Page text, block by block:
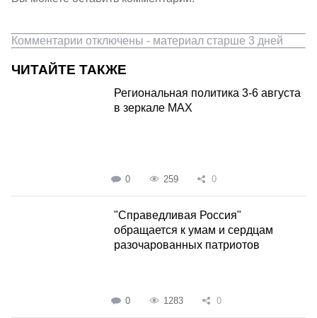
Комментарии отключены - материал старше 3 дней
ЧИТАЙТЕ ТАКЖЕ
Региональная политика 3-6 августа
в зеркале MAX
0 259 0
"Справедливая Россия"
обращается к умам и сердцам
разочарованных патриотов
0 1283 0